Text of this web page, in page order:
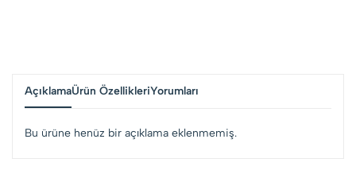
AçıklamaÜrün ÖzellikleriYorumları
Bu ürüne henüz bir açıklama eklenmemiş.